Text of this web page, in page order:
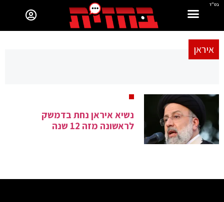
בס"ד
איראן
נשיא איראן נחת בדמשק
לראשונה מזה 12 שנה